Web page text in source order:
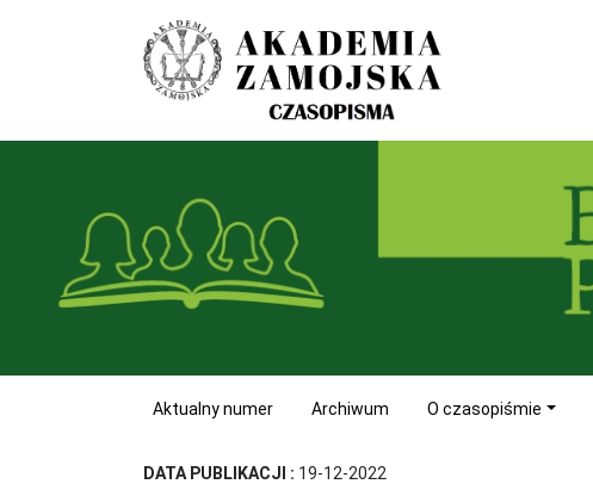
Aktualny numer Archiwum O czasopiśmie
DATA PUBLIKACJI : 19-12-2022